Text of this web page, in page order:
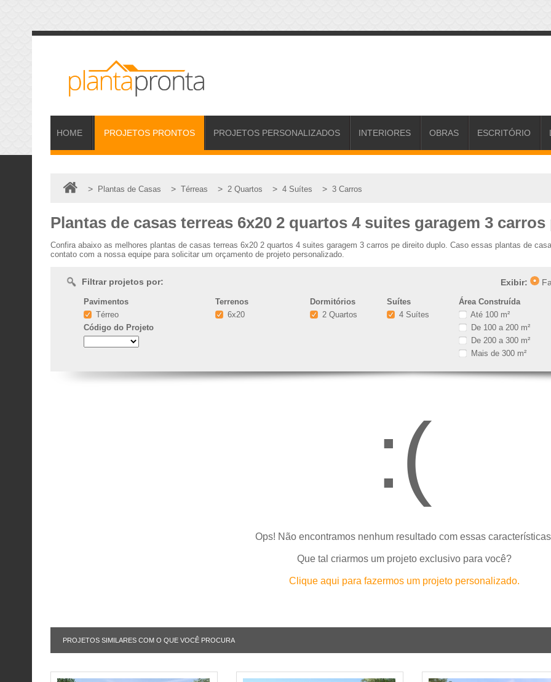
HOME PROJETOS PRONTOS PROJETOS PERSONALIZADOS INTERIORES OBRAS ESCRITÓRIO
> Plantas de Casas > Térreas > 2 Quartos > 4 Suítes > 3 Carros
Plantas de casas terreas 6x20 2 quartos 4 suites garagem 3
Confira abaixo as melhores plantas de casas terreas 6x20 2 quartos 4 suites garagem 3 carros pe direito duplo. Caso essas plantas de
contato com a nossa equipe para solicitar um orçamento de projeto personalizado.
Filtrar projetos por: Exibir:
Pavimentos
Térreo
Código do Projeto
Terrenos
6x20
Dormitórios
2 Quartos
Suítes
4 Suítes
Área Construída
Até 100 m²
De 100 a 200 m²
De 200 a 300 m²
Mais de 300 m²
:(
Ops! Não encontramos nenhum resultado com essas
Que tal criarmos um projeto exclusivo para você?
Clique aqui para fazermos um projeto personalizado.
PROJETOS SIMILARES COM O QUE VOCÊ PROCURA